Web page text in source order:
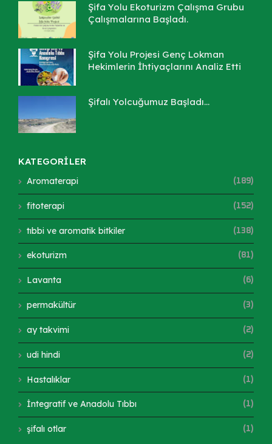
Şifa Yolu Ekoturizm Çalışma Grubu
Çalışmalarına Başladı.
Şifa Yolu Projesi Genç Lokman
Hekimlerin İhtiyaçlarını Analiz Etti
Şifalı Yolcuğumuz Başladı...
KATEGORİLER
Aromaterapi (189)
fitoterapi (152)
tıbbi ve aromatik bitkiler (138)
ekoturizm (81)
Lavanta (6)
permakültür (3)
ay takvimi (2)
udi hindi (2)
Hastalıklar (1)
İntegratif ve Anadolu Tıbbı (1)
şifalı otlar (1)